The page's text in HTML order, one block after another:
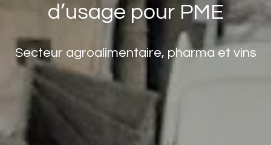
d’usage pour PME
Secteur agroalimentaire, pharma et vins